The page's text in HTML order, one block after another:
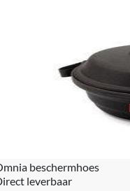
beschermhoes
leverbaar